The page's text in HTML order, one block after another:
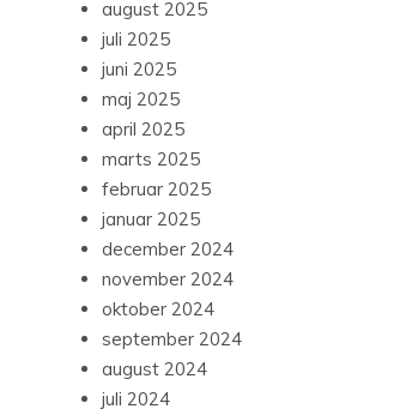
august 2025
juli 2025
juni 2025
maj 2025
april 2025
marts 2025
februar 2025
januar 2025
december 2024
november 2024
oktober 2024
september 2024
august 2024
juli 2024